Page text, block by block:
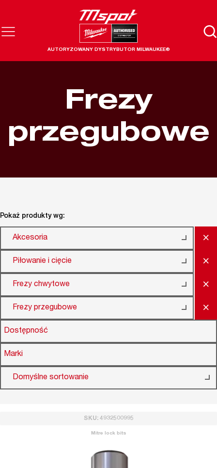
AUTORYZOWANY DYSTRYBUTOR MILWAUKEE®
Frezy
przegubowe
Pokaż produkty wg:
Akcesoria ×
Piłowanie i cięcie ×
Frezy chwytowe ×
Frezy przegubowe ×
Dostępność
Marki
Domyślne sortowanie
SKU: 4932500995
Mitre lock bits